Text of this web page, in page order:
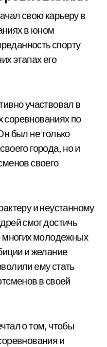
свою карьеру в
в юном
спорту
этапах его
участвовал в
по
был не только
города, но и
своего
и неустанному
смог достичь
многих молодежных
и желание
ему стать
в своей
о том, чтобы
и